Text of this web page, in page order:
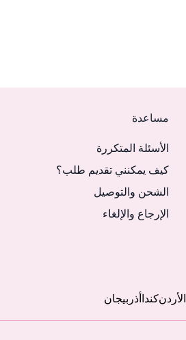
مساعدة
الأسئلة المتكررة
كيف يمكنني تقديم طلب؟
الشحن والتوصيل
الإرجاع والإلغاء
الأردنكنداأذربيجان